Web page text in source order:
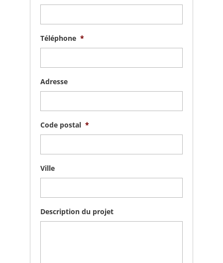
Téléphone *
Adresse
Code postal *
Ville
Description du projet